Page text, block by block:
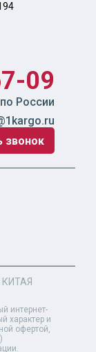
09
России
звонок
КИТАЯ
интернет-
характер и
офертой,